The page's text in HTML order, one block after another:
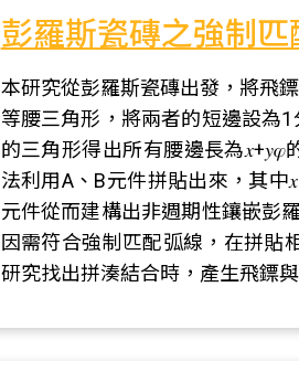
彭羅斯瓷磚之強制
本研究從彭羅斯瓷磚出發，將飛
等腰三角形，將兩者的短邊設為
的三角形得出所有腰邊長為𝑥+𝑦𝜑
法利用A、B元件拼貼出來，其
元件從而建構出非週期性鑲嵌彭
因需符合強制匹配弧線，在拼貼
研究找出拼湊結合時，產生飛鏢